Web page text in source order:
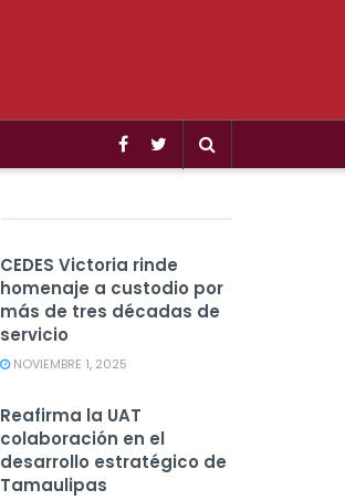
CEDES Victoria rinde
homenaje a custodio por
más de tres décadas de
servicio
NOVIEMBRE 1, 2025
Reafirma la UAT
colaboración en el
desarrollo estratégico de
Tamaulipas